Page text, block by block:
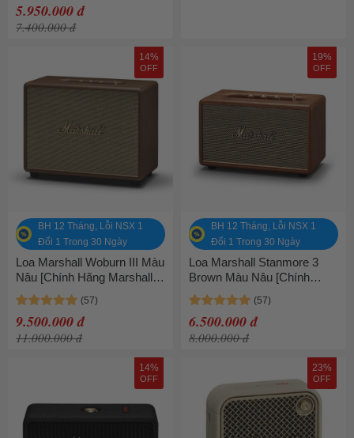
5.950.000 đ
7.400.000 đ
14%
OFF
BH 12 Tháng, Lỗi NSX 1
Đổi 1 Trong 30 Ngày
Loa Marshall Woburn III Màu
Nâu [Chính Hãng Marshall -
Bảo hành 1 năm]
9.500.000 đ
11.000.000 đ
19%
OFF
BH 12 Tháng, Lỗi NSX 1
Đổi 1 Trong 30 Ngày
Loa Marshall Stanmore 3
Brown Màu Nâu [Chính
Hãng Marshall - Bảo hành 1
năm]
6.500.000 đ
8.000.000 đ
14%
OFF
23%
OFF